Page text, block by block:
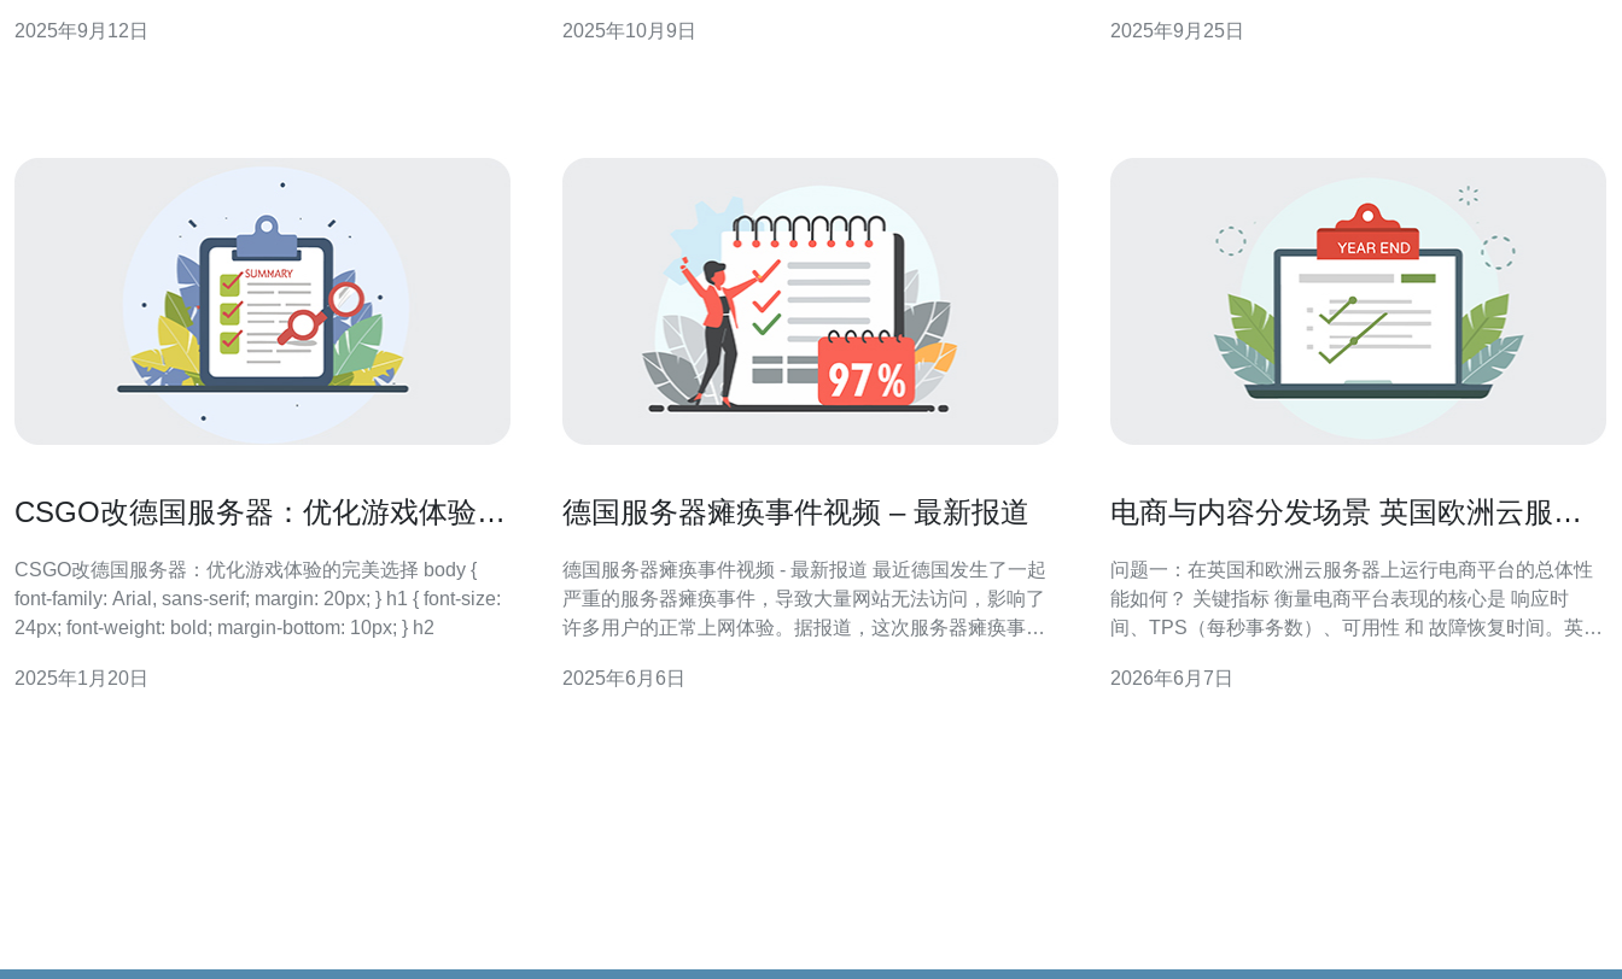
作步骤，让您轻松上手，同时也会解答一些常见问题，帮
2025年9月12日
务器时需要考虑的三个关键因素： 数据安全与合规性 性能
2025年10月9日
合您需求的解决方案。 欧洲云服务器的市场概况 随着云计
2025年9月25日
CSGO改德国服务器：优化游戏体验的
CSGO改德国服务器：优化游戏体验的完美选择 body {
font-family: Arial, sans-serif; margin: 20px; } h1 { font-size:
24px; font-weight: bold; margin-bottom: 10px; } h2
2025年1月20日
德国服务器瘫痪事件视频 – 最新报道
德国服务器瘫痪事件视频 - 最新报道 最近德国发生了一起
严重的服务器瘫痪事件，导致大量网站无法访问，影响了
许多用户的正常上网体验。据报道，这次服务器瘫痪事件
介绍，这次服务器瘫痪事件是一次规模较大的DDoS攻
2025年6月6日
电商与内容分发场景 英国欧洲云服务
问题一：在英国和欧洲云服务器上运行电商平台的总体性
能如何？ 关键指标 衡量电商平台表现的核心是 响应时
间、TPS（每秒事务数）、可用性 和 故障恢复时间。英国
高的冗余与 SLA 可用率，但最终体验取决于实例规格、网
2026年6月7日